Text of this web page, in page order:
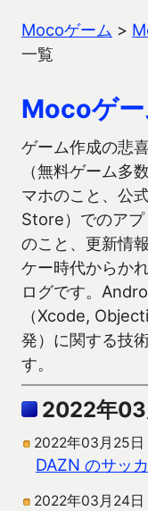
Mocoゲーム >
一覧
Mocoゲ
ゲーム作成の悲
（無料ゲーム多
マホのこと、公
Store）でのア
のこと、更新情
ケー時代からか
ログです。
（Xcode,
発）に関する技
す。
2022年03
2022年03月25日
DAZN のサッ
2022年03月24日